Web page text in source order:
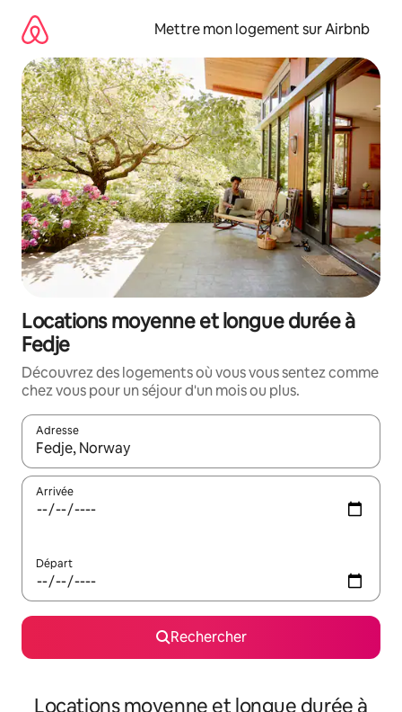
directement
contenu
Mettre mon logement sur Airbnb
Locations moyenne et longue durée à
Fedje
Découvrez des logements où vous vous sentez comme
chez vous pour un séjour d'un mois ou plus.
Adresse
Lorsque les résultats s'affichent, utilisez les flèches vers le
Arrivée
Départ
Rechercher
Locations moyenne et longue durée à